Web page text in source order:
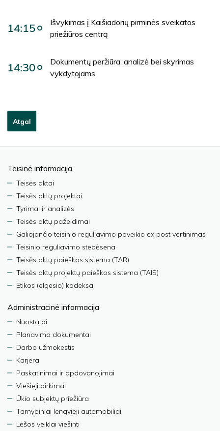
14:15
Išvykimas į Kaišiadorių pirminės sveikatos
priežiūros centrą
14:30
Dokumentų peržiūra, analizė bei skyrimas
vykdytojams
Atgal
Teisinė informacija
Teisės aktai
Teisės aktų projektai
Tyrimai ir analizės
Teisės aktų pažeidimai
Galiojančio teisinio reguliavimo poveikio ex post vertinimas
Teisinio reguliavimo stebėsena
Teisės aktų paieškos sistema (TAR)
Teisės aktų projektų paieškos sistema (TAIS)
Etikos (elgesio) kodeksai
Administracinė informacija
Nuostatai
Planavimo dokumentai
Darbo užmokestis
Karjera
Paskatinimai ir apdovanojimai
Viešieji pirkimai
Ūkio subjektų priežiūra
Tarnybiniai lengvieji automobiliai
Lėšos veiklai viešinti